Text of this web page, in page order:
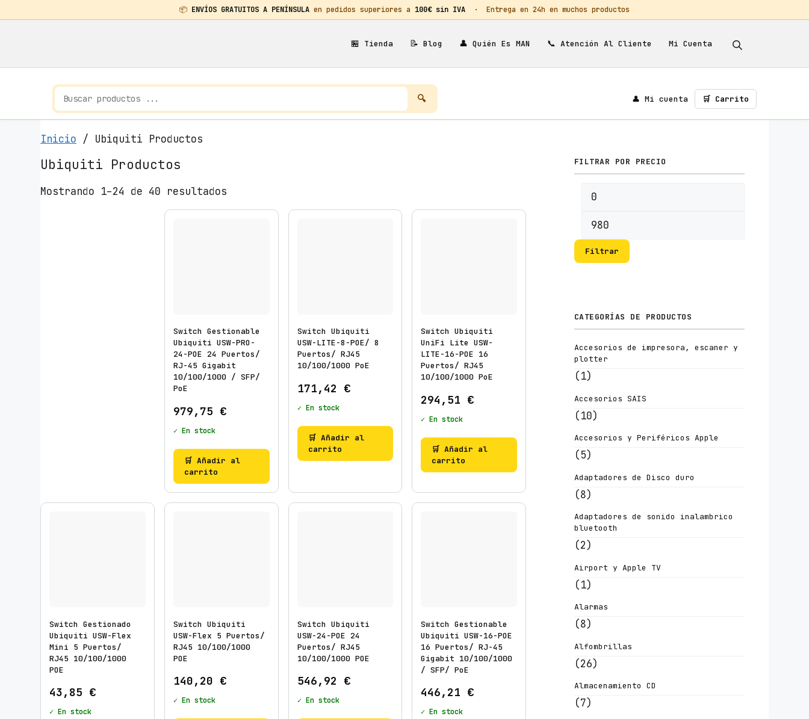
📦 ENVÍOS GRATUITOS A PENÍNSULA en pedidos superiores a 100€ sin IVA · Entrega en 24h en muchos productos
🏪 Tienda 📝 Blog 👤 Quién Es MAN 📞 Atención Al Cliente Mi Cuenta
👤 Mi cuenta 🛒 Carrito
Inicio / Ubiquiti Productos
Ubiquiti Productos
Mostrando 1–24 de 40 resultados
o
r
l
o
i
m
s
Switch Gestionable
Ubiquiti USW-PRO-
24-POE 24 Puertos/
RJ-45 Gigabit
10/100/1000 / SFP/
PoE
979,75 €
✓ En stock
🛒 Añadir al
carrito
Switch Ubiquiti
USW-LITE-8-POE/ 8
Puertos/ RJ45
10/100/1000 PoE
171,42 €
✓ En stock
🛒 Añadir al
carrito
Switch Ubiquiti
UniFi Lite USW-
LITE-16-POE 16
Puertos/ RJ45
10/100/1000 PoE
294,51 €
✓ En stock
🛒 Añadir al
carrito
Switch Gestionado
Ubiquiti USW-Flex
Mini 5 Puertos/
RJ45 10/100/1000
POE
43,85 €
✓ En stock
Switch Ubiquiti
USW-Flex 5 Puertos/
RJ45 10/100/1000
POE
140,20 €
✓ En stock
Switch Ubiquiti
USW-24-POE 24
Puertos/ RJ45
10/100/1000 POE
546,92 €
✓ En stock
Switch Gestionable
Ubiquiti USW-16-POE
16 Puertos/ RJ-45
Gigabit 10/100/1000
/ SFP/ PoE
446,21 €
✓ En stock
FILTRAR POR PRECIO
Precio
Filtrar
CATEGORÍAS DE PRODUCTOS
Accesorios de impresora, escaner y
plotter
(1)
Accesorios SAIS
(10)
Accesorios y Periféricos Apple
(5)
Adaptadores de Disco duro
(8)
Adaptadores de sonido inalambrico
bluetooth
(2)
Airport y Apple TV
(1)
Alarmas
(8)
Alfombrillas
(26)
Almacenamiento CD
(7)